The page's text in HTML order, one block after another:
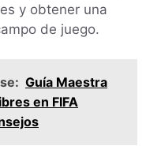
y obtener una
de juego.
Guía Maestra
en FIFA